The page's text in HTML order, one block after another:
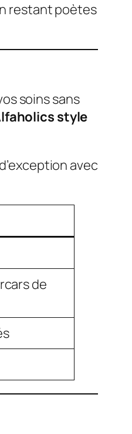
restant poètes
soins sans
style
avec
de